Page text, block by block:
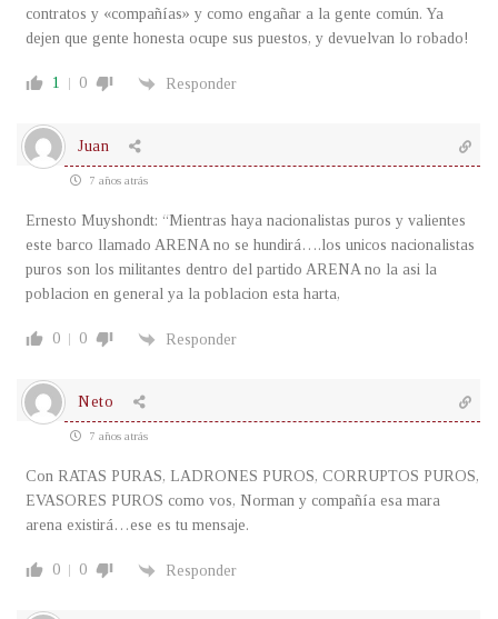
contratos y «compañías» y como engañar a la gente común. Ya
dejen que gente honesta ocupe sus puestos, y devuelvan lo robado!
1 0 Responder
Juan
7 años atrás
Ernesto Muyshondt: “Mientras haya nacionalistas puros y valientes
este barco llamado ARENA no se hundirá….los unicos nacionalistas
puros son los militantes dentro del partido ARENA no la asi la
poblacion en general ya la poblacion esta harta,
0 0 Responder
Neto
7 años atrás
Con RATAS PURAS, LADRONES PUROS, CORRUPTOS PUROS,
EVASORES PUROS como vos, Norman y compañía esa mara
arena existirá…ese es tu mensaje.
0 0 Responder